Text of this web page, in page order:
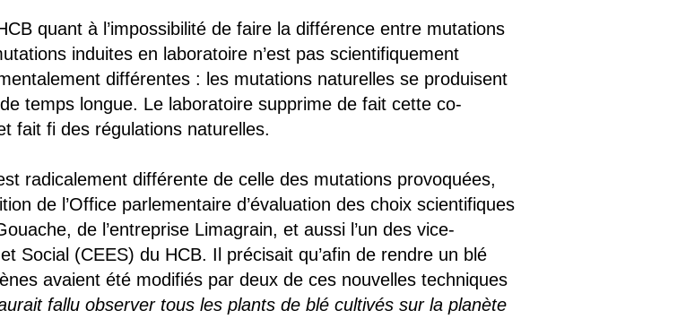
quant à l’impossibilité de faire la différence entre mutations
induites en laboratoire n’est pas scientifiquement
différentes : les mutations naturelles se produisent
temps longue. Le laboratoire supprime de fait cette co-
fait fi des régulations naturelles.
radicalement différente de celle des mutations provoquées,
de l’Office parlementaire d’évaluation des choix scientifiques
de l’entreprise Limagrain, et aussi l’un des vice-
Social (CEES) du HCB. Il précisait qu’afin de rendre un blé
avaient été modifiés par deux de ces nouvelles techniques
fallu observer tous les plants de blé cultivés sur la planète